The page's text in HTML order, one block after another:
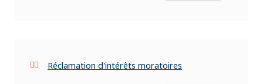
Réclamation d'intérêts moratoires